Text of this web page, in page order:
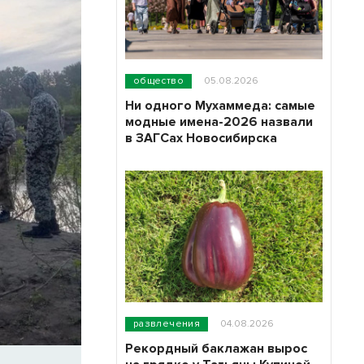
общество 05.08.2026
Ни одного Мухаммеда: самые
модные имена-2026 назвали
в ЗАГСах Новосибирска
развлечения 04.08.2026
Рекордный баклажан вырос